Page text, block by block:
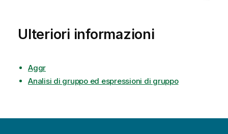
Ulteriori informazioni
Aggr
Analisi di gruppo ed espressioni di gruppo